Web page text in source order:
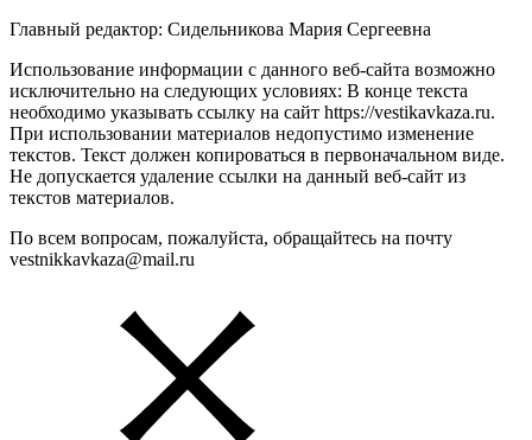
Главный редактор: Сидельникова Мария Сергеевна
Использование информации с данного веб-сайта возможно
исключительно на следующих условиях: В конце текста
необходимо указывать ссылку на сайт https://vestikavkaza.ru.
При использовании материалов недопустимо изменение
текстов. Текст должен копироваться в первоначальном виде.
Не допускается удаление ссылки на данный веб-сайт из
текстов материалов.
По всем вопросам, пожалуйста, обращайтесь на почту
vestnikkavkaza@mail.ru